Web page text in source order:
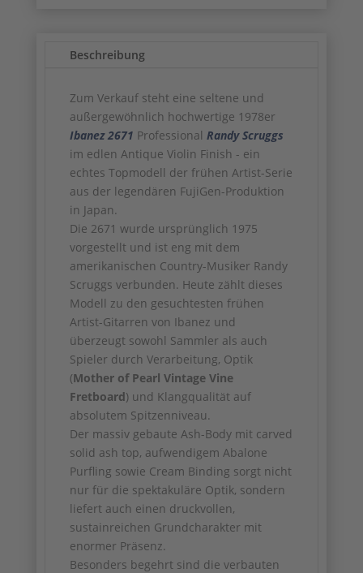
Beschreibung
Zum Verkauf steht eine seltene und
außergewöhnlich hochwertige 1978er
Ibanez2671 Professional Randy Scruggs
im edlen Antique Violin Finish - ein
echtes Topmodell der frühen Artist-Serie
aus der legendären FujiGen-Produktion
in Japan.
Die 2671 wurde ursprünglich 1975
vorgestellt und ist eng mit dem
amerikanischen Country-Musiker Randy
Scruggs verbunden. Heute zählt dieses
Modell zu den gesuchtesten frühen
Artist-Gitarren von Ibanez und
überzeugt sowohl Sammler als auch
Spieler durch Verarbeitung, Optik
(Mother of Pearl Vintage Vine
Fretboard) und Klangqualität auf
absolutem Spitzenniveau.
Der massiv gebaute Ash-Body mit carved
solid ash top, aufwendigem Abalone
Purfling sowie Cream Binding sorgt nicht
nur für die spektakuläre Optik, sondern
liefert auch einen druckvollen,
sustainreichen Grundcharakter mit
enormer Präsenz.
Besonders begehrt sind die verbauten